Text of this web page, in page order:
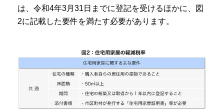
は、令和4年3月31日までに登記を受けるほかに、図
2に記載した要件を満たす必要があります。